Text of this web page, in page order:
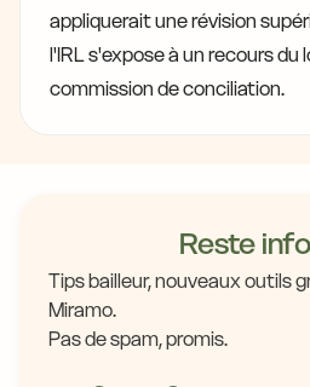
appliquerait une révision
l'IRL s'expose à un recours du
commission de conciliation.
Reste
Tips bailleur, nouveaux outils
Miramo.
Pas de spam, promis.